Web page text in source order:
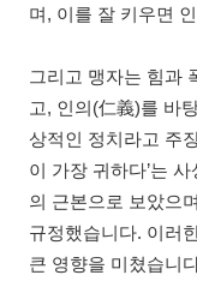
며, 이를 잘 키우면
그리고 맹자는 힘과
고, 인의(仁義)를 바
상적인 정치라고 주
이 가장 귀하다’는
의 근본으로 보았으
규정했습니다. 이러
큰 영향을 미쳤습니